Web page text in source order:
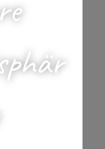
Autorin, sondern
ihrem ursprünglichen
zurückgekehrt,
vor in ihrer Freizeit
Schwung in die Bude